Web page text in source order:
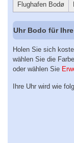
Flughafen Bodø
Uhr Bodo für
Holen Sie sich
wählen Sie die
oder wählen Sie
Ihre Uhr wird wie